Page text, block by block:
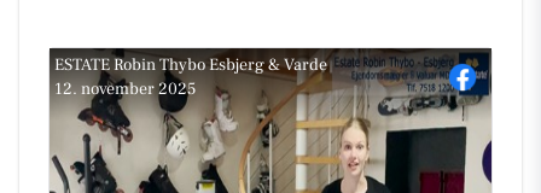
ESTATE Robin Thybo Esbjerg & Varde
12. november 2025